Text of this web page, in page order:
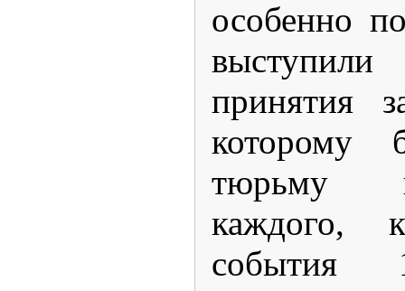
особенно
принятия
которому
тюрьму
каждого,